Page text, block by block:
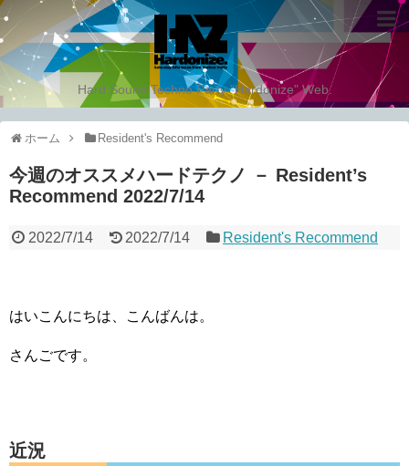
Hard Sound Techno Party "Hardonize" Web.
ホーム Resident's Recommend
今週のオススメハードテクノ － Resident’s
Recommend 2022/7/14
2022/7/14 2022/7/14 Resident's Recommend
はいこんにちは、こんばんは。
さんごです。
近況